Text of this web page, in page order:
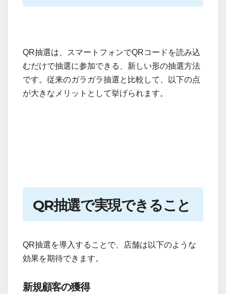
QR抽選は、スマートフォンでQRコードを読み込
むだけで抽選に参加できる、新しい形の抽選方法
です。従来のガラガラ抽選と比較して、以下の点
が大きなメリットとして挙げられます。
QR抽選で実現できること
QR抽選を導入することで、店舗は以下のような
効果を期待できます。
新規顧客の獲得